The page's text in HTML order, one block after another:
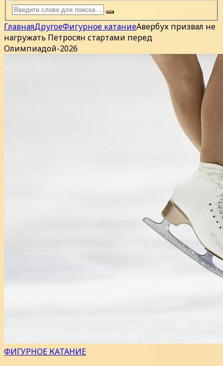
ГлавнаяДругоеФигурное катаниеАвербух призвал не
нагружать Петросян стартами перед
Олимпиадой-2026
ФИГУРНОЕ КАТАНИЕ